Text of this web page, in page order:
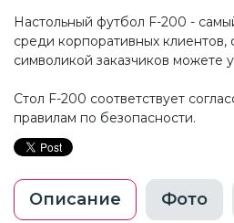
Настольный футбол F-200 -
среди корпоративных клиентов,
символикой заказчиков можете
Стол F-200 соответствует
правилам по безопасности.
Описание Фото